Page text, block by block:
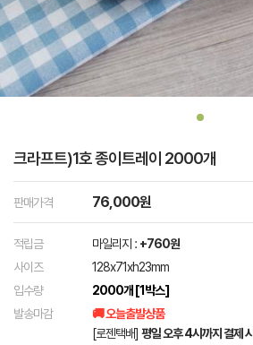
크라프트)1호 종이트레이 2000개
판매가격 76,000원
적립금 마일리지 : +760원
사이즈
128x71xh23mm
입수량
2000개 [1박스]
발송마감
🚚 오늘출발상품
[로젠택배] 평일 오후 4시까지 결제 시